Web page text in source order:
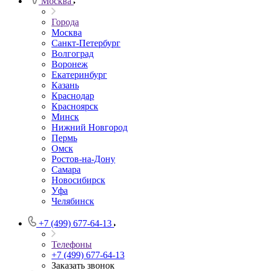
Города
Москва
Санкт-Петербург
Волгоград
Воронеж
Екатеринбург
Казань
Краснодар
Красноярск
Минск
Нижний Новгород
Пермь
Омск
Ростов-на-Дону
Самара
Новосибирск
Уфа
Челябинск
+7 (499) 677-64-13
Телефоны
+7 (499) 677-64-13
Заказать звонок